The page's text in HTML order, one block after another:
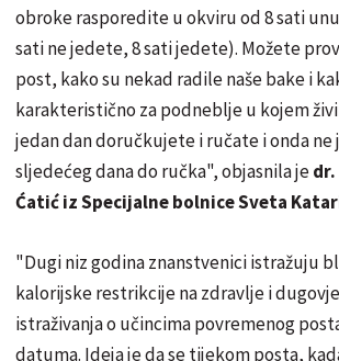
obroke rasporedite u okviru od 8 sati
sati ne jedete, 8 sati jedete). Možete
post, kako su nekad radile naše bake i
karakteristično za podneblje u kojem
jedan dan doručkujete i ručate i onda
sljedećeg dana do ručka", objasnila je
Ćatić iz Specijalne bolnice Sveta
"Dugi niz godina znanstvenici istražuju
kalorijske restrikcije na zdravlje i
istraživanja o učincima povremenog
datuma. Ideja je da se tijekom posta,